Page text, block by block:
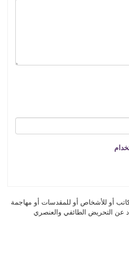
أو للأشخاص أو للمقدسات أو مهاجمة
عن التحريض الطائفي والعنصري